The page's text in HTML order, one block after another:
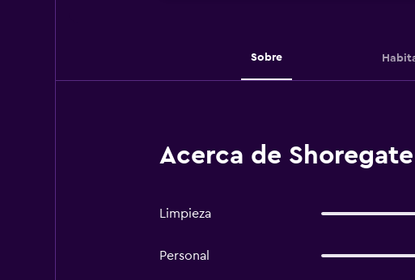
Sobre
Acerca de
Limpieza
Personal